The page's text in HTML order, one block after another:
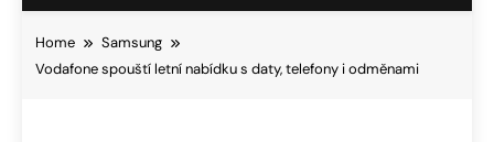
Home
Samsung
Vodafone spouští letní nabídku s daty, telefony i odměnami